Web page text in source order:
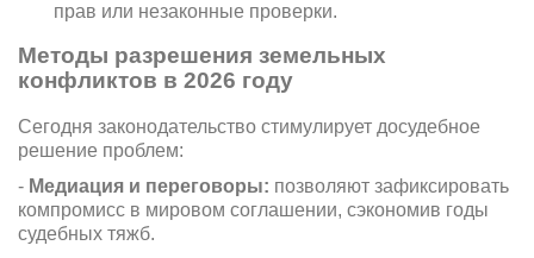
прав или незаконные проверки.
Методы разрешения земельных
конфликтов в 2026 году
Сегодня законодательство стимулирует досудебное
решение проблем:
- Медиация и переговоры: позволяют зафиксировать
компромисс в мировом соглашении, сэкономив годы
судебных тяжб.